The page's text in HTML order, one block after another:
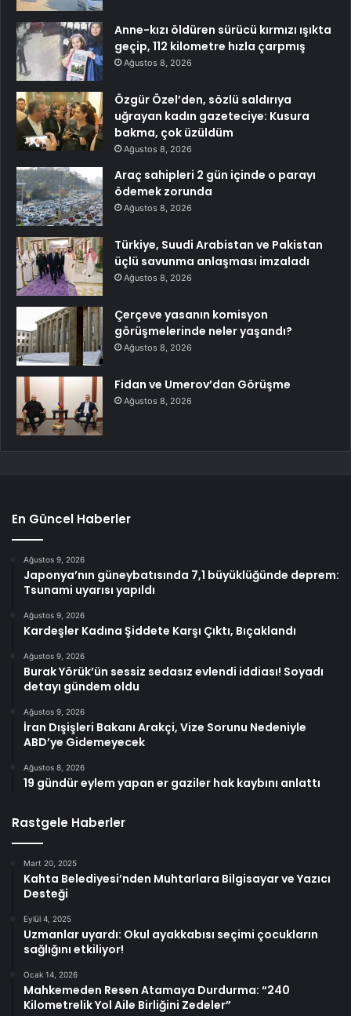
Anne-kızı öldüren sürücü kırmızı ışıkta
geçip, 112 kilometre hızla çarpmış
Ağustos 8, 2026
Özgür Özel’den, sözlü saldırıya
uğrayan kadın gazeteciye: Kusura
bakma, çok üzüldüm
Ağustos 8, 2026
Araç sahipleri 2 gün içinde o parayı
ödemek zorunda
Ağustos 8, 2026
Türkiye, Suudi Arabistan ve Pakistan
üçlü savunma anlaşması imzaladı
Ağustos 8, 2026
Çerçeve yasanın komisyon
görüşmelerinde neler yaşandı?
Ağustos 8, 2026
Fidan ve Umerov’dan Görüşme
Ağustos 8, 2026
En Güncel Haberler
Ağustos 9, 2026
Japonya’nın güneybatısında 7,1 büyüklüğünde deprem:
Tsunami uyarısı yapıldı
Ağustos 9, 2026
Kardeşler Kadına Şiddete Karşı Çıktı, Bıçaklandı
Ağustos 9, 2026
Burak Yörük’ün sessiz sedasız evlendi iddiası! Soyadı
detayı gündem oldu
Ağustos 9, 2026
İran Dışişleri Bakanı Arakçi, Vize Sorunu Nedeniyle
ABD’ye Gidemeyecek
Ağustos 8, 2026
19 gündür eylem yapan er gaziler hak kaybını anlattı
Rastgele Haberler
Mart 20, 2025
Kahta Belediyesi’nden Muhtarlara Bilgisayar ve Yazıcı
Desteği
Eylül 4, 2025
Uzmanlar uyardı: Okul ayakkabısı seçimi çocukların
sağlığını etkiliyor!
Ocak 14, 2026
Mahkemeden Resen Atamaya Durdurma: “240
Kilometrelik Yol Aile Birliğini Zedeler”